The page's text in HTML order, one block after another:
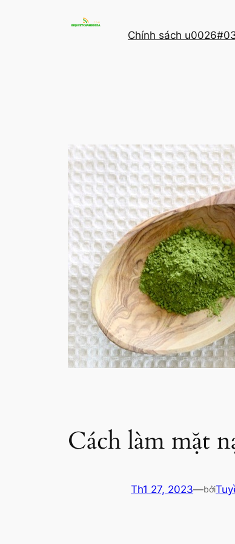
Chính sách
Cách làm mặt
Th1 27, 2023—bởi